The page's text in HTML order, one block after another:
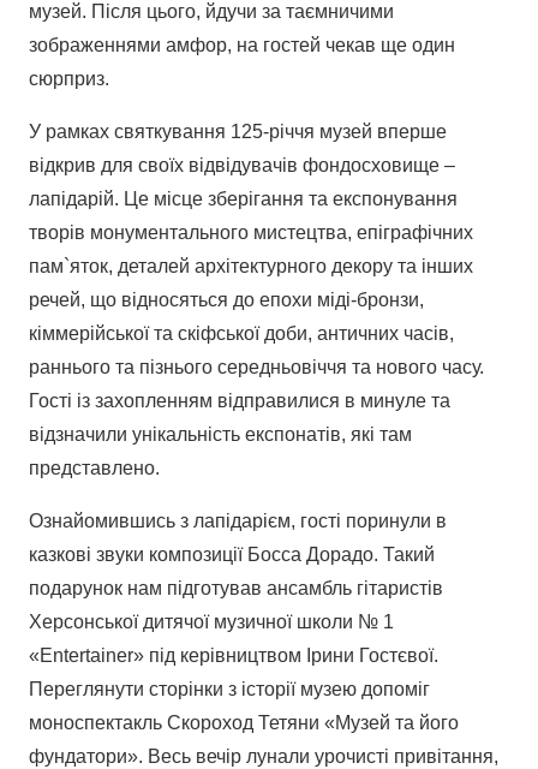
музей. Після цього, йдучи за таємничими
зображеннями амфор, на гостей чекав ще один
сюрприз.
mostbet az mostbet az
У рамках святкування 125-річчя музей вперше
відкрив для своїх відвідувачів фондосховище –
лапідарій. Це місце зберігання та експонування
творів монументального мистецтва, епіграфічних
пам`яток, деталей архітектурного декору та інших
речей, що відносяться до епохи міді-бронзи,
кіммерійської та скіфської доби, античних часів,
раннього та пізнього середньовіччя та нового часу.
Гості із захопленням відправилися в минуле та
відзначили унікальність експонатів, які там
представлено.
Ознайомившись з лапідарієм, гості поринули в
казкові звуки композиції Босса Дорадо. Такий
подарунок нам підготував ансамбль гітаристів
Херсонської дитячої музичної школи № 1
«Entertainer» під керівництвом Ірини Гостєвої.
Переглянути сторінки з історії музею допоміг
моноспектакль Скороход Тетяни «Музей та його
фундатори». Весь вечір лунали урочисті привітання,